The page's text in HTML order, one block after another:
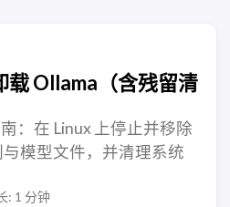
载 Ollama（含残留清
：在 Linux 上停止并移除
模型文件，并清理系统
: 1 分钟